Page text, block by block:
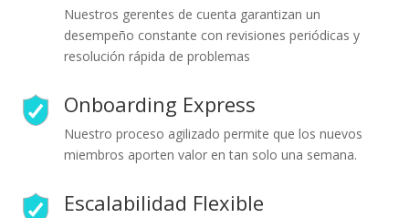
Nuestros gerentes de cuenta garantizan un
desempeño constante con revisiones periódicas y
resolución rápida de problemas
Onboarding Express
Nuestro proceso agilizado permite que los nuevos
miembros aporten valor en tan solo una semana.
Escalabilidad Flexible